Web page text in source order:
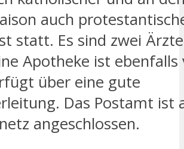
auch
statt. Es sind zwei
Apotheke ist
über eine gute
Das Postamt ist
angeschlossen.